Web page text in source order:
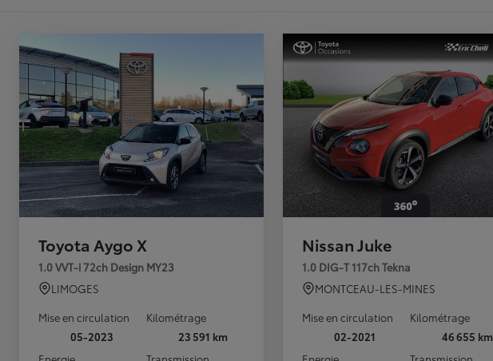
Toyota Aygo X
1.0 VVT-i 72ch Design MY23
LIMOGES
Mise en circulation
05-2023
Kilométrage
23 591 km
Nissan Juke
1.0 DIG-T 117ch Tekna
MONTCEAU-LES-MINES
Mise en circulation
02-2021
Kilométrage
46 655 km